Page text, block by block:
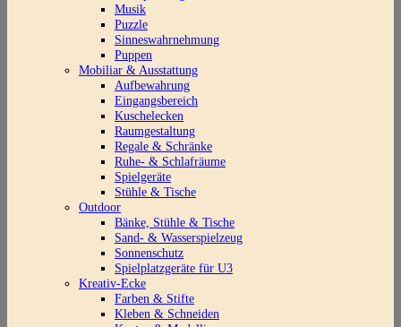
Musik
Puzzle
Sinneswahrnehmung
Puppen
Mobiliar & Ausstattung
Aufbewahrung
Eingangsbereich
Kuschelecken
Raumgestaltung
Regale & Schränke
Ruhe- & Schlafräume
Spielgeräte
Stühle & Tische
Outdoor
Bänke, Stühle & Tische
Sand- & Wasserspielzeug
Sonnenschutz
Spielplatzgeräte für U3
Kreativ-Ecke
Farben & Stifte
Kleben & Schneiden